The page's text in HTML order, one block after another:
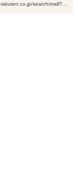
search/mall?…